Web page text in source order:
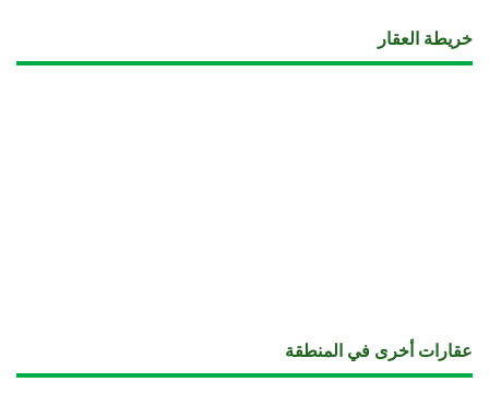
خريطة العقار
عقارات أخرى في المنطقة